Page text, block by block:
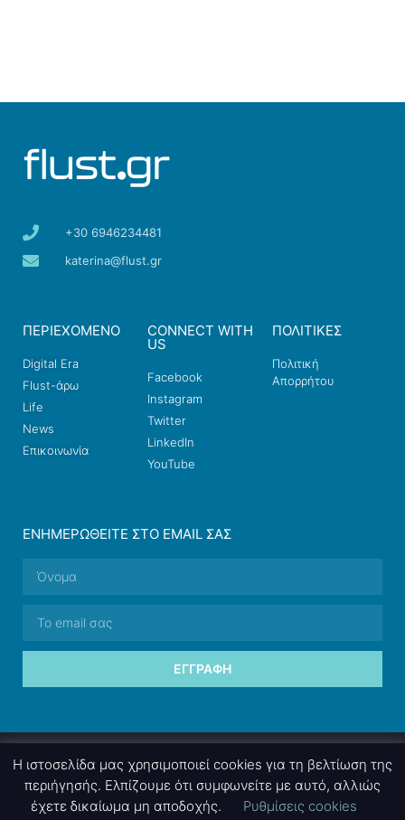
+30 6946234481
katerina@flust.gr
ΠΕΡΙΕΧΟΜΕΝΟ
Digital Era
Flust-άρω
Life
News
Επικοινωνία
CONNECT WITH
US
Facebook
Instagram
Twitter
LinkedIn
YouTube
ΠΟΛΙΤΙΚΕΣ
Πολιτική
Απορρήτου
ΕΝΗΜΕΡΩΘΕΊΤΕ ΣΤΟ EMAIL ΣΑΣ
ΕΓΓΡΑΦΉ
Η ιστοσελίδα μας χρησιμοποιεί cookies για τη βελτίωση της
περιήγησής. Ελπίζουμε ότι συμφωνείτε με αυτό, αλλιώς
έχετε δικαίωμα μη αποδοχής.
Ρυθμίσεις cookies